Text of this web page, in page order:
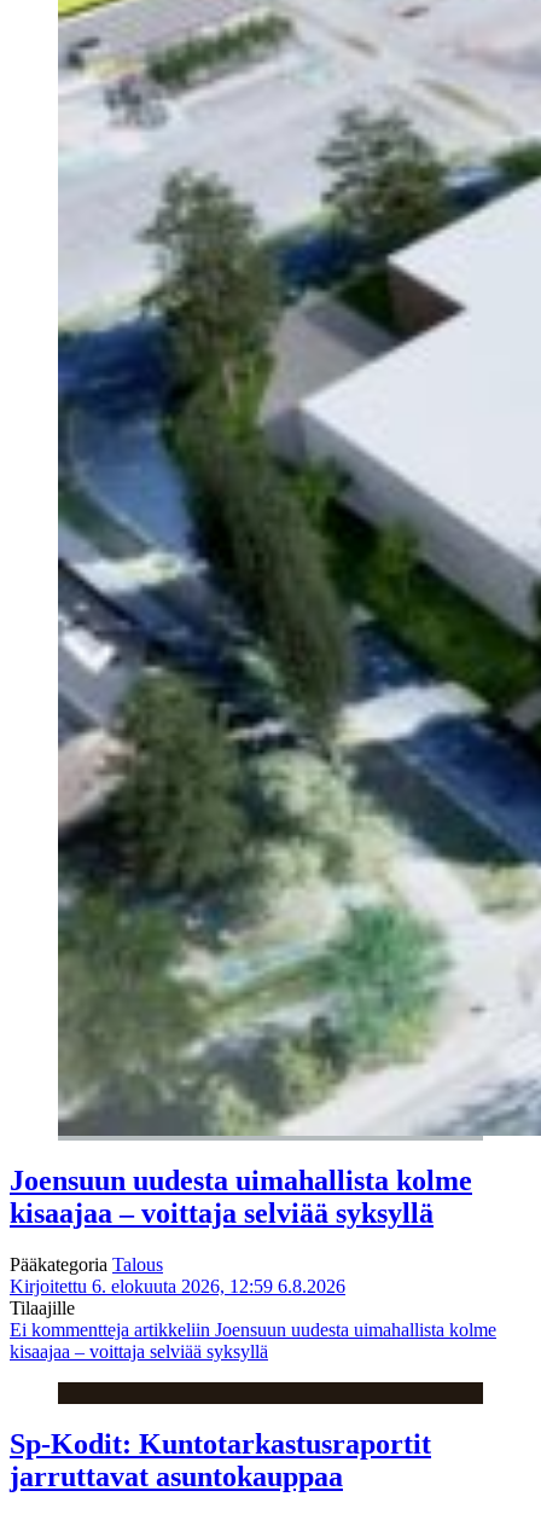
Joensuun uudesta uimahallista kolme
kisaajaa – voittaja selviää syksyllä
Pääkategoria Talous
Kirjoitettu 6. elokuuta 2026, 12:59 6.8.2026
Tilaajille
Ei kommentteja artikkeliin Joensuun uudesta uimahallista kolme
kisaajaa – voittaja selviää syksyllä
Sp-Kodit: Kuntotarkastusraportit
jarruttavat asuntokauppaa